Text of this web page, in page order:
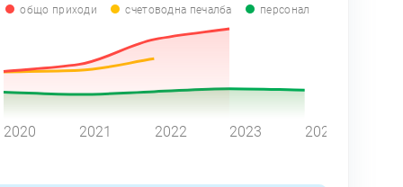
общо приходи счетоводна печалба персонал
2020 2021 2022 2023 2024